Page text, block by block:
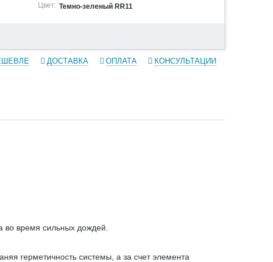
Цвет: Темно-зеленый RR11
ДОСТАВКА ОПЛАТА КОНСУЛЬТАЦИИ
во время сильных дождей.
герметичность системы, а за счет элемента